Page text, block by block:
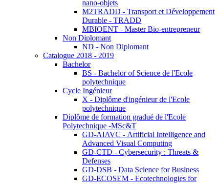
nano-objets
M2TRADD - Transport et Développement
Durable - TRADD
MBIOENT - Master Bio-entrepreneur
Non Diplomant
ND - Non Diplomant
Catalogue 2018 - 2019
Bachelor
BS - Bachelor of Science de l'Ecole
polytechnique
Cycle Ingénieur
X - Diplôme d'ingénieur de l'Ecole
polytechnique
Diplôme de formation gradué de l'Ecole
Polytechnique -MSc&T
GD-AIAVC - Artificial Intelligence and
Advanced Visual Computing
GD-CTD - Cybersecurity : Threats &
Defenses
GD-DSB - Data Science for Business
GD-ECOSEM - Ecotechnologies for